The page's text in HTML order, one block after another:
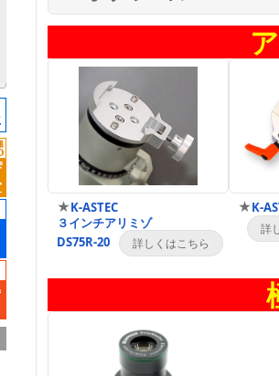
★K-ASTEC
３インチアリミゾ
DS75R-20
★K-